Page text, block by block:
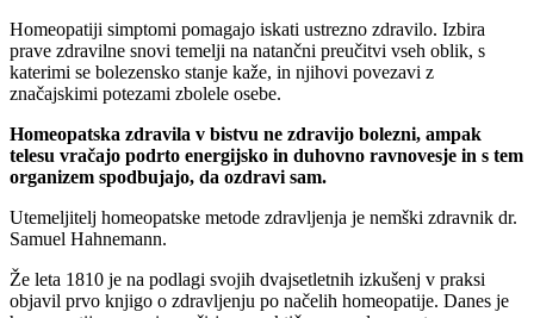
Homeopatiji simptomi pomagajo iskati ustrezno zdravilo. Izbira
prave zdravilne snovi temelji na natančni preučitvi vseh oblik, s
katerimi se bolezensko stanje kaže, in njihovi povezavi z
značajskimi potezami zbolele osebe.
Homeopatska zdravila v bistvu ne zdravijo bolezni, ampak
telesu vračajo podrto energijsko in duhovno ravnovesje in s tem
organizem spodbujajo, da ozdravi sam.
Utemeljitelj homeopatske metode zdravljenja je nemški zdravnik dr.
Samuel Hahnemann.
Že leta 1810 je na podlagi svojih dvajsetletnih izkušenj v praksi
objavil prvo knjigo o zdravljenju po načelih homeopatije. Danes je